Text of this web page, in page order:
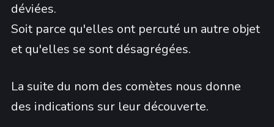
déviées.
Soit parce qu'elles ont percuté un autre objet
et qu'elles se sont désagrégées.
La suite du nom des comètes nous donne
des indications sur leur découverte.